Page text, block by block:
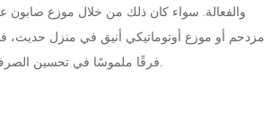
والفعالة. سواء كان ذلك من خلال موزع صابون
مزدحم أو موزع أوتوماتيكي أنيق في منزل حديث،
فرقًا ملموسًا في تحسين الصرف الصحي حول العالم.